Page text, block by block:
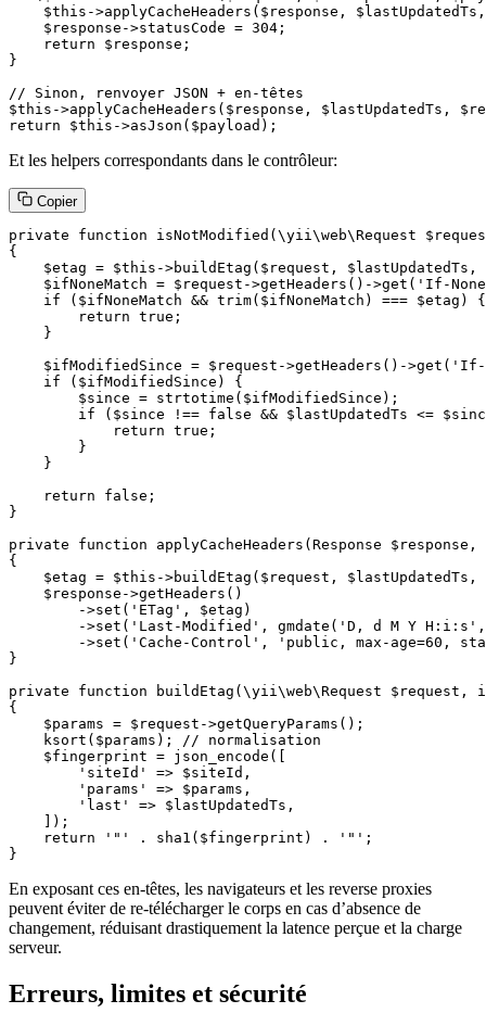
$this->applyCacheHeaders($response,
    $response->statusCode = 304;
    return $response;
}
// Sinon, renvoyer JSON + en-têtes
$this->applyCacheHeaders($response, $lastUpdatedTs,
return $this->asJson($payload);
Et les helpers correspondants dans le contrôleur:
Copier
private function isNotModified(\yii\web\Request
{
$etag = $this->buildEtag($request, $lastUpdatedTs,
$ifNoneMatch = $request->getHeaders()->get('If-
    if ($ifNoneMatch && trim($ifNoneMatch) === $etag) {
        return true;
    }
$ifModifiedSince = $request->getHeaders()-
    if ($ifModifiedSince) {
        $since = strtotime($ifModifiedSince);
if ($since !== false && $lastUpdatedTs <=
            return true;
        }
    }
    return false;
}
private function applyCacheHeaders(Response
{
$etag = $this->buildEtag($request, $lastUpdatedTs,
    $response->getHeaders()
        ->set('ETag', $etag)
->set('Last-Modified', gmdate('D, d M Y
->set('Cache-Control', 'public, max-age=60,
}
private function buildEtag(\yii\web\Request
{
    $params = $request->getQueryParams();
    ksort($params); // normalisation
    $fingerprint = json_encode([
        'siteId' => $siteId,
        'params' => $params,
        'last' => $lastUpdatedTs,
    ]);
    return '"' . sha1($fingerprint) . '"';
}
En exposant ces en‑têtes, les navigateurs et les reverse proxies
peuvent éviter de re‑télécharger le corps en cas d’absence de
changement, réduisant drastiquement la latence perçue et la charge
serveur.
Erreurs, limites et sécurité